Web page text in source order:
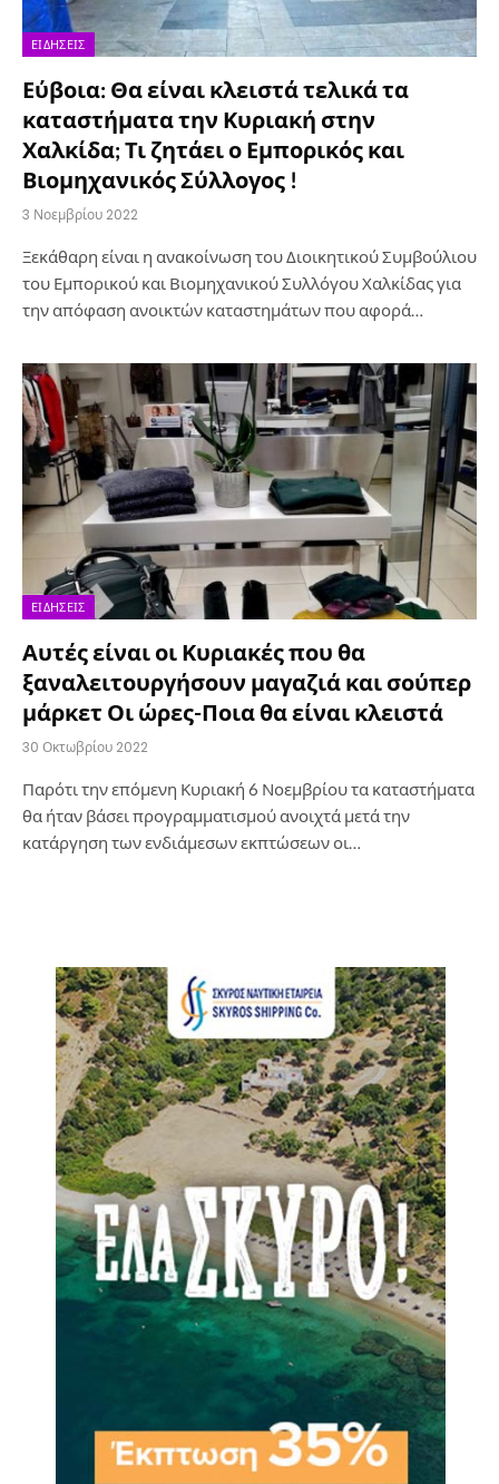
ΕΙΔΉΣΕΙΣ
Εύβοια: Θα είναι κλειστά τελικά τα
καταστήματα την Κυριακή στην
Χαλκίδα; Τι ζητάει ο Εμπορικός και
Βιομηχανικός Σύλλογος !
3 Νοεμβρίου 2022
Ξεκάθαρη είναι η ανακοίνωση του Διοικητικού Συμβούλιου
του Εμπορικού και Βιομηχανικού Συλλόγου Χαλκίδας για
την απόφαση ανοικτών καταστημάτων που αφορά…
ΕΙΔΉΣΕΙΣ
Αυτές είναι οι Κυριακές που θα
ξαναλειτουργήσουν μαγαζιά και σούπερ
μάρκετ Οι ώρες-Ποια θα είναι κλειστά
30 Οκτωβρίου 2022
Παρότι την επόμενη Κυριακή 6 Νοεμβρίου τα καταστήματα
θα ήταν βάσει προγραμματισμού ανοιχτά μετά την
κατάργηση των ενδιάμεσων εκπτώσεων οι…